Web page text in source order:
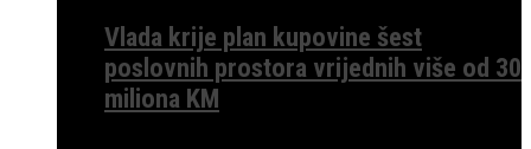
Vlada krije plan kupovine šest
poslovnih prostora vrijednih više od 30
miliona KM